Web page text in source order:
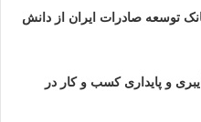
بانک توسعه صادرات ایران از دانش‌
و پایداری کسب‌ و کار در